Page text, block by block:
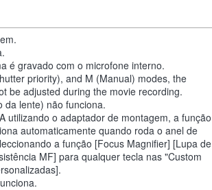
é gravado com o microfone interno.
priority), and M (Manual) modes, the
be adjusted during the movie recording.
da lente) não funciona.
utilizando o adaptador de montagem, a função
automaticamente quando roda o anel de
a função [Focus Magnifier] [Lupa de
MF] para qualquer tecla nas "Custom